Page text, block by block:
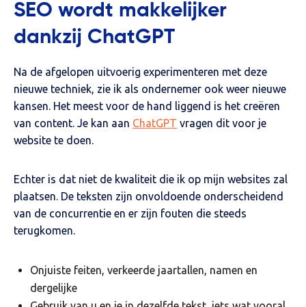
SEO wordt makkelijker
dankzij ChatGPT
Na de afgelopen uitvoerig experimenteren met deze
nieuwe techniek, zie ik als ondernemer ook weer nieuwe
kansen. Het meest voor de hand liggend is het creëren
van content. Je kan aan ChatGPT vragen dit voor je
website te doen.
Echter is dat niet de kwaliteit die ik op mijn websites zal
plaatsen. De teksten zijn onvoldoende onderscheidend
van de concurrentie en er zijn fouten die steeds
terugkomen.
Onjuiste feiten, verkeerde jaartallen, namen en
dergelijke